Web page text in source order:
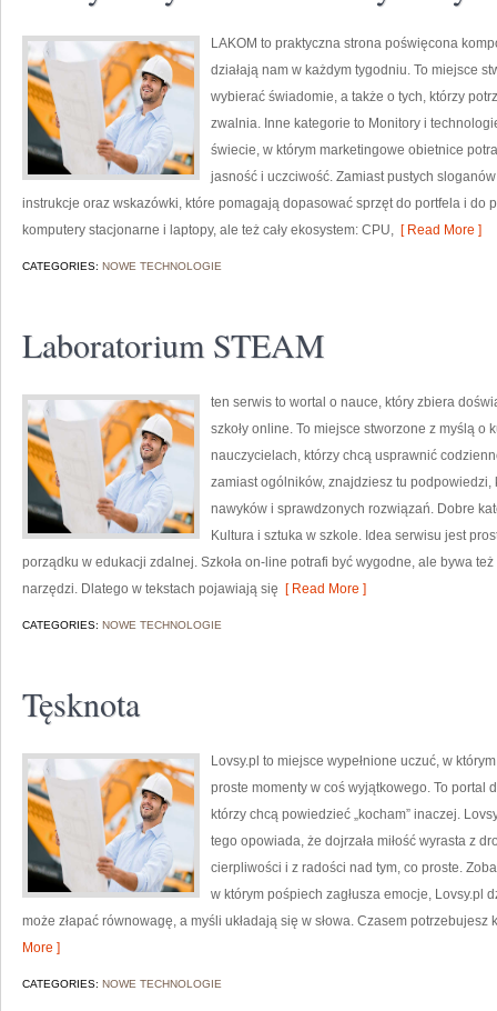
LAKOM to praktyczna strona poświęcona
działają nam w każdym tygodniu. To miejsce
wybierać świadomie, a także o tych, którzy
zwalnia. Inne kategorie to Monitory i
świecie, w którym marketingowe obietnice
jasność i uczciwość. Zamiast pustych
instrukcje oraz wskazówki, które pomagają dopasować sprzęt do portfela i do
komputery stacjonarne i laptopy, ale też cały ekosystem: CPU, [ Read More ]
CATEGORIES: NOWE TECHNOLOGIE
Laboratorium STEAM
ten serwis to wortal o nauce, który zbiera
szkoły online. To miejsce stworzone z myślą o
nauczycielach, którzy chcą usprawnić
zamiast ogólników, znajdziesz tu
nawyków i sprawdzonych rozwiązań. Dobre
Kultura i sztuka w szkole. Idea serwisu jest
porządku w edukacji zdalnej. Szkoła on-line potrafi być wygodne, ale bywa
narzędzi. Dlatego w tekstach pojawiają się [ Read More ]
CATEGORIES: NOWE TECHNOLOGIE
Tęsknota
Lovsy.pl to miejsce wypełnione uczuć, w
proste momenty w coś wyjątkowego. To portal
którzy chcą powiedzieć „kocham” inaczej.
tego opowiada, że dojrzała miłość wyrasta z
cierpliwości i z radości nad tym, co proste.
w którym pośpiech zagłusza emocje, Lovsy.pl
może złapać równowagę, a myśli układają się w słowa. Czasem
More ]
CATEGORIES: NOWE TECHNOLOGIE